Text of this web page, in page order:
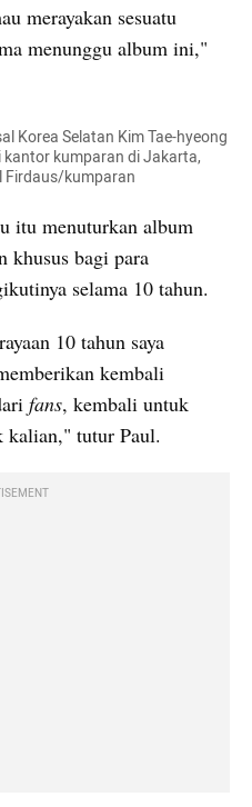
merayakan sesuatu
menunggu album ini,"
Korea Selatan Kim Tae-hyeong
kumparan di Jakarta,
Firdaus/kumparan
itu menuturkan album
khusus bagi para
selama 10 tahun.
10 tahun saya
kembali
fans
kalian," tutur Paul.